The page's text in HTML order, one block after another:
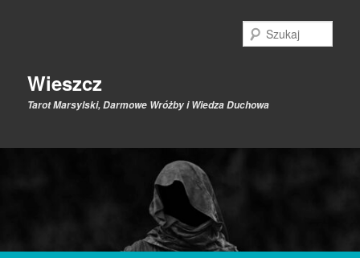
Wieszcz
Tarot Marsylski, Darmowe Wróżby i Wiedza Duchowa